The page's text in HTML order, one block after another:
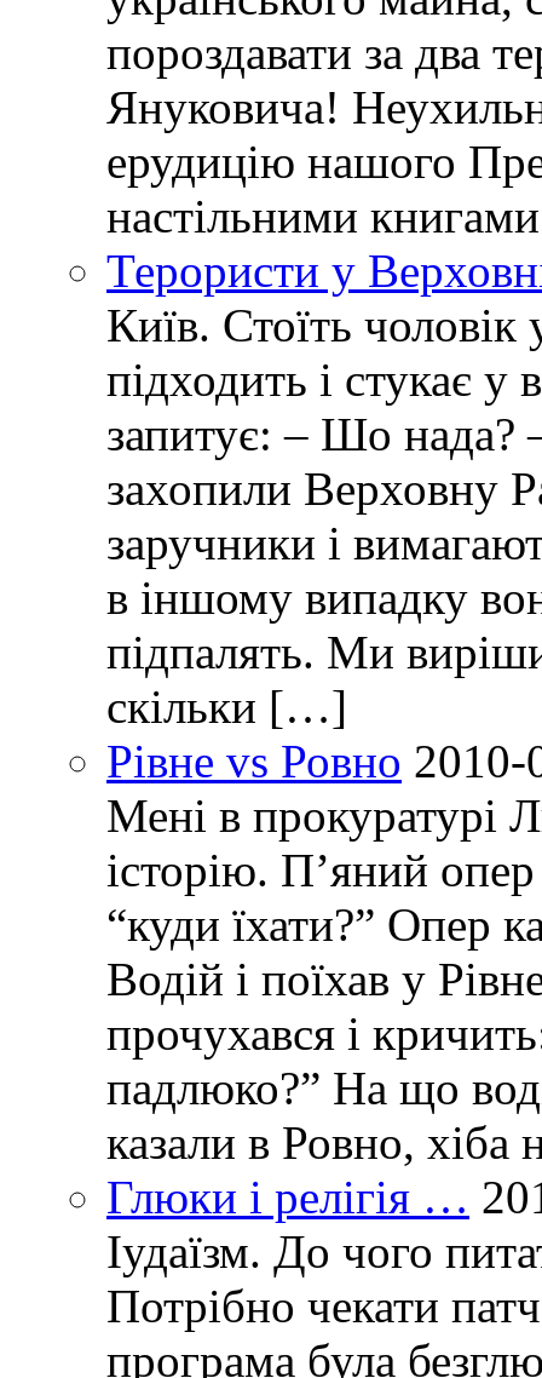
пороздавати за два
Януковича!
ерудицію нашого
настільними
Терористи у
Київ. Стоїть чоловік
підходить і стукає у
запитує: – Шо нада?
захопили Верховну
заручники і
в іншому випадку
підпалять. Ми
скільки […]
Рівне vs Ровно 2010-
Мені в прокуратурі
історію. П’яний
“куди їхати?” Опер
Водій і поїхав у
прочухався і
падлюко?” На що
казали в Ровно,
Глюки і релігія …
Іудаїзм. До чого
Потрібно чекати
програма була